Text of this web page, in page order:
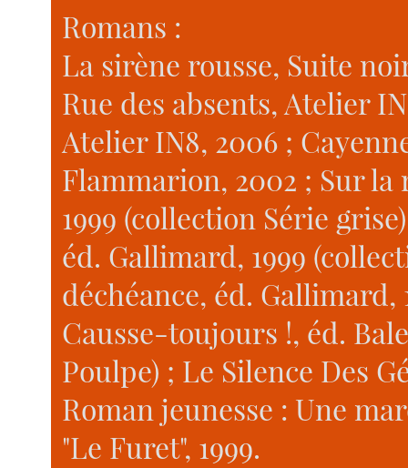
Romans :
La sirène rousse, Suite
Rue des absents, Atelier
Atelier IN8, 2006 ;
Flammarion, 2002 ; Sur la
1999 (collection Série
éd. Gallimard, 1999
déchéance, éd. Gallimard,
Causse-toujours !, éd.
Poulpe) ; Le Silence Des
Roman jeunesse : Une
"Le Furet", 1999.